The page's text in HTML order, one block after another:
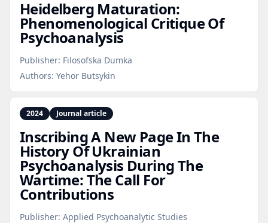
Heidelberg Maturation:
Phenomenological Critique Of
Psychoanalysis
Publisher: Filosofska Dumka
Authors: Yehor Butsykin
2024 Journal article
Inscribing A New Page In The
History Of Ukrainian
Psychoanalysis During The
Wartime: The Call For
Contributions
Publisher: Applied Psychoanalytic Studies